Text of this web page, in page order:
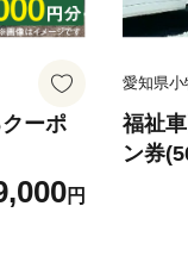
、４万個体以上）
㌶の海域が瀬戸内
れています。
成30年）10月22日
である大島大橋へ
ーポ
円
愛知県小
福祉
ン券